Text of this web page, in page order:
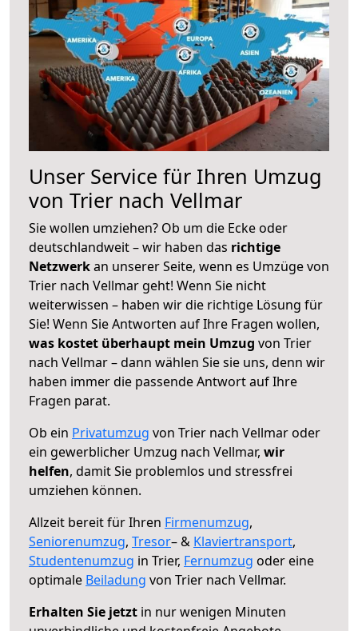
Unser Service für Ihren Umzug
von Trier nach Vellmar
Sie wollen umziehen? Ob um die Ecke oder
deutschlandweit – wir haben das richtige
Netzwerkan unserer Seite, wenn es Umzüge von
Trier nach Vellmar geht! Wenn Sie nicht
weiterwissen – haben wir die richtige Lösung für
Sie! Wenn Sie Antworten auf Ihre Fragen wollen,
was kostet überhaupt mein Umzug von Trier
nach Vellmar – dann wählen Sie sie uns, denn wir
haben immer die passende Antwort auf Ihre
Fragen parat.
Ob ein Privatumzug von Trier nach Vellmar oder
ein gewerblicher Umzug nach Vellmar, wir
helfen, damit Sie problemlos und stressfrei
umziehen können.
Allzeit bereit für Ihren Firmenumzug,
Seniorenumzug, Tresor– & Klaviertransport,
Studentenumzug in Trier, Fernumzug oder eine
optimale Beiladung von Trier nach Vellmar.
Erhalten Sie jetzt in nur wenigen Minuten